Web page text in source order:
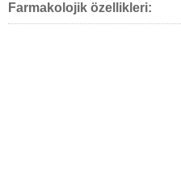
Farmakolojik özellikleri: